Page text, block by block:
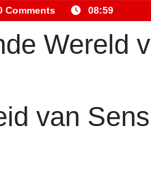
Comments 08:59
Wereld
van